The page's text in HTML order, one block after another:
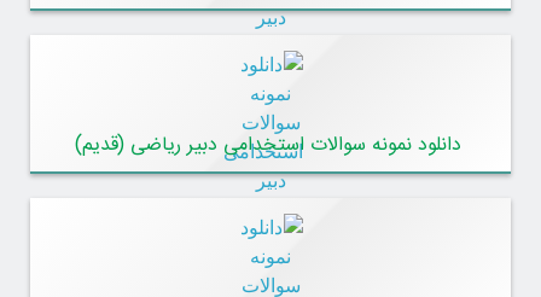
دانلود نمونه سوالات استخدامی دبیر ریاضی (قدیم)